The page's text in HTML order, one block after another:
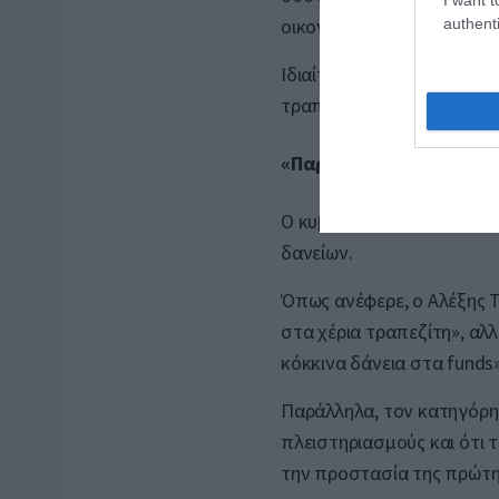
οικονομία και πολίτες.
Ιδιαίτερη αναφορά έκανε
τραπεζών, τις οποίες
«Παρέδωσε τα κόκκινα
Ο κυβερνητικός
δανείων.
Όπως ανέφερε, ο Αλέξης
στα χέρια τραπεζίτη»,
κόκκινα δάνεια στα
Παράλληλα, τον
πλειστηριασμούς και
την προστασία της